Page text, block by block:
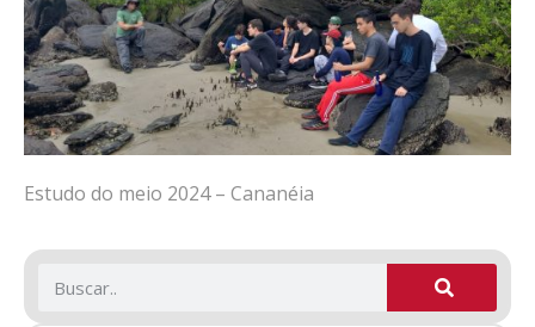
Estudo do meio 2024 – Cananéia